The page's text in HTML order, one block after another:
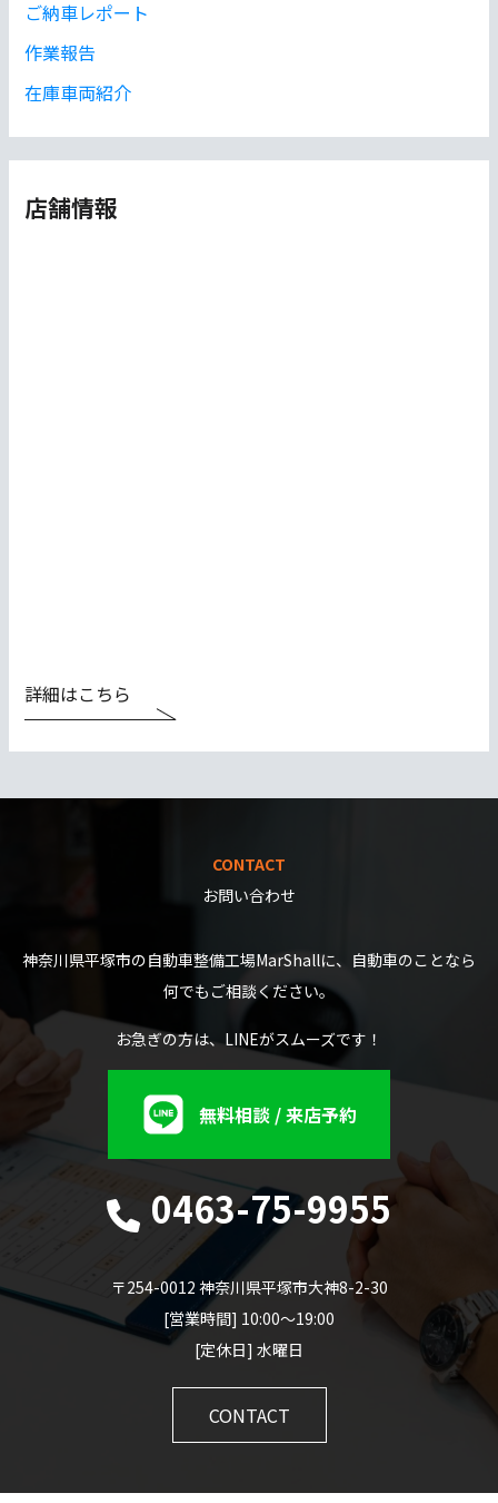
ご納車レポート
作業報告
在庫車両紹介
店舗情報
詳細はこちら
CONTACT
お問い合わせ
神奈川県平塚市の自動車整備工場MarShallに、自動車のことなら
何でもご相談ください。
お急ぎの方は、LINEがスムーズです！
無料相談 / 来店予約
0463-75-9955
〒254-0012 神奈川県平塚市大神8-2-30
[営業時間] 10:00～19:00
[定休日] 水曜日
CONTACT